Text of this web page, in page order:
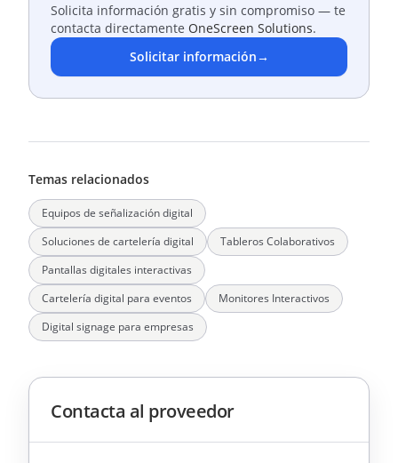
Solicita información gratis y sin compromiso — te
contacta directamente OneScreen Solutions.
Solicitar información→
Temas relacionados
Equipos de señalización digital
Soluciones de cartelería digital
Tableros Colaborativos
Pantallas digitales interactivas
Cartelería digital para eventos
Monitores Interactivos
Digital signage para empresas
Contacta al proveedor